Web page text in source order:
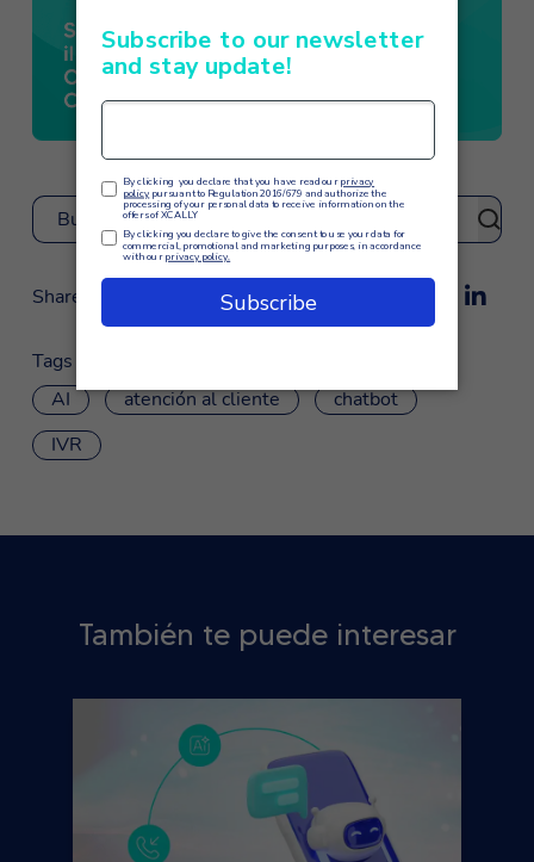
Buscar
Share
Tags
AI
atención al cliente
chatbot
IVR
También te puede interesar